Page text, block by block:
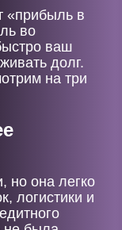
«прибыль в
во
ваш
долг.
на три
но она легко
логистики и